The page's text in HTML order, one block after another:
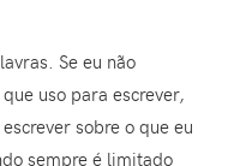
Se eu não
uso para escrever,
sobre o que eu
sempre é limitado